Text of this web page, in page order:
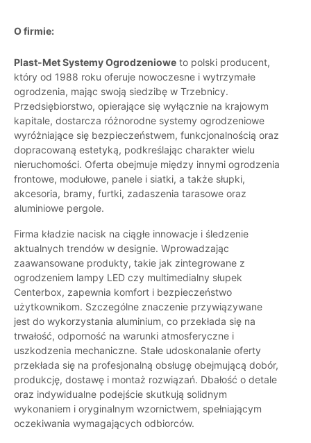
O firmie:
Plast-Met Systemy Ogrodzeniowe to polski producent,
który od 1988 roku oferuje nowoczesne i wytrzymałe
ogrodzenia, mając swoją siedzibę w Trzebnicy.
Przedsiębiorstwo, opierające się wyłącznie na krajowym
kapitale, dostarcza różnorodne systemy ogrodzeniowe
wyróżniające się bezpieczeństwem, funkcjonalnością oraz
dopracowaną estetyką, podkreślając charakter wielu
nieruchomości. Oferta obejmuje między innymi ogrodzenia
frontowe, modułowe, panele i siatki, a także słupki,
akcesoria, bramy, furtki, zadaszenia tarasowe oraz
aluminiowe pergole.
Firma kładzie nacisk na ciągłe innowacje i śledzenie
aktualnych trendów w designie. Wprowadzając
zaawansowane produkty, takie jak zintegrowane z
ogrodzeniem lampy LED czy multimedialny słupek
Centerbox, zapewnia komfort i bezpieczeństwo
użytkownikom. Szczególne znaczenie przywiązywane
jest do wykorzystania aluminium, co przekłada się na
trwałość, odporność na warunki atmosferyczne i
uszkodzenia mechaniczne. Stałe udoskonalanie oferty
przekłada się na profesjonalną obsługę obejmującą dobór,
produkcję, dostawę i montaż rozwiązań. Dbałość o detale
oraz indywidualne podejście skutkują solidnym
wykonaniem i oryginalnym wzornictwem, spełniającym
oczekiwania wymagających odbiorców.